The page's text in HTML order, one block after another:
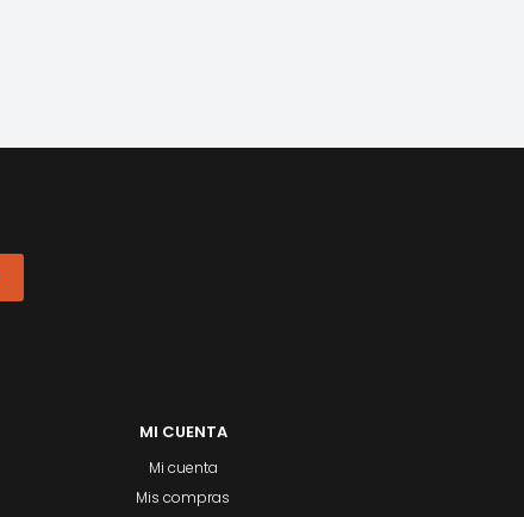
MI CUENTA
Mi cuenta
Mis compras